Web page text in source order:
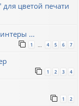
цветой печати
...
1 4 5 6 7
1 2 3 4
1 2